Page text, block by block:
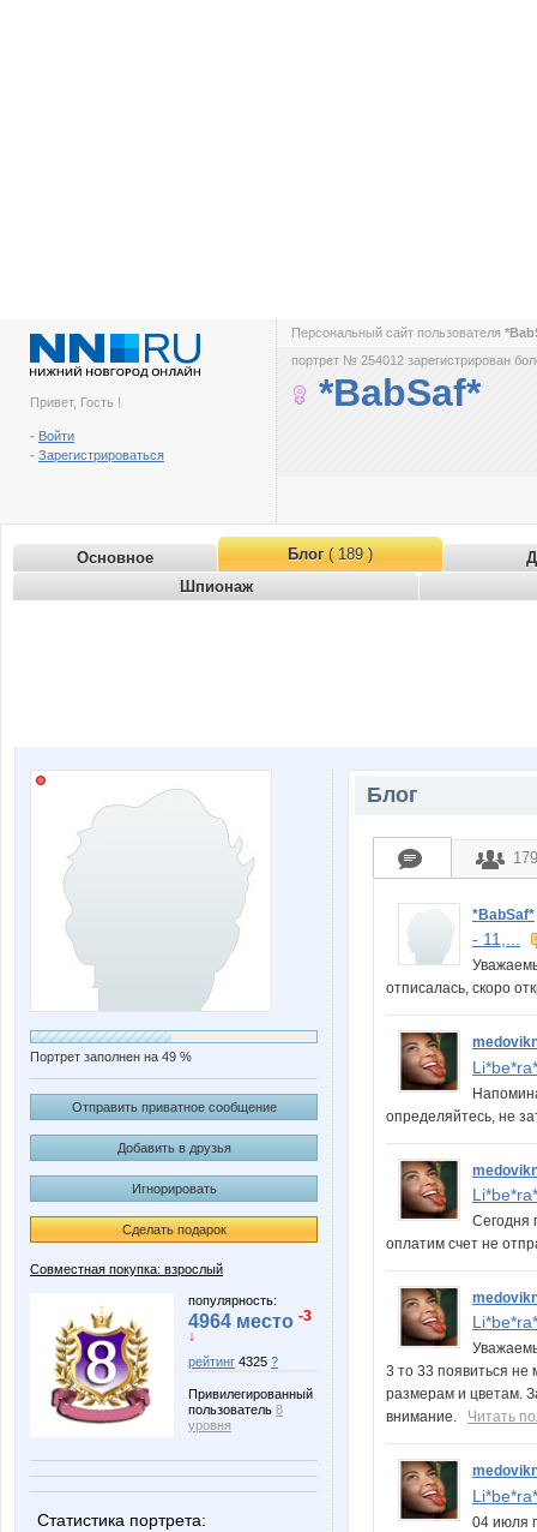
Привет, Гость !
- Войти
- Зарегистрироваться
Персональный сайт пользователя
портрет № 254012 зарегистрирован
*BabSaf*
Основное Блог( 189 )
Шпионаж
Портрет заполнен на 49 %
Отправить приватное сообщение
Добавить в друзья
Игнорировать
Сделать подарок
Совместная покупка: взрослый
популярность:
4964 место -3
↓
рейтинг 4325 ?
Привилегированный
пользователь 8
уровня
Статистика портрета:
Блог
*BabSaf*
- 11,...
отписалась, скоро
определяйтесь, не
Сегодня
оплатим счет не
3 то 33 появиться не
размерам и цветам.
внимание. Читать
04 июля